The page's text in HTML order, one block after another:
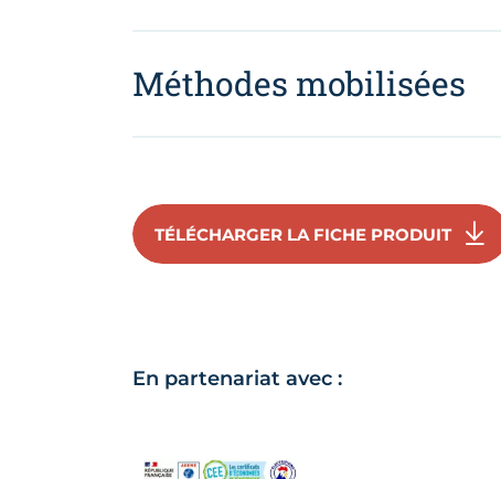
Méthodes mobilisées
TÉLÉCHARGER LA FICHE PRODUIT
En partenariat avec :